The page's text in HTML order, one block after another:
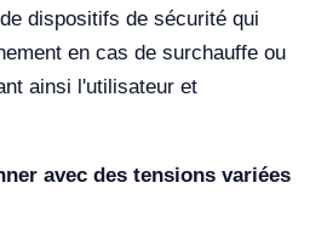
dispositifs de sécurité qui
en cas de surchauffe ou
ainsi l'utilisateur et
avec des tensions variées